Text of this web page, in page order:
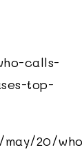
calls-
top-
may/20/